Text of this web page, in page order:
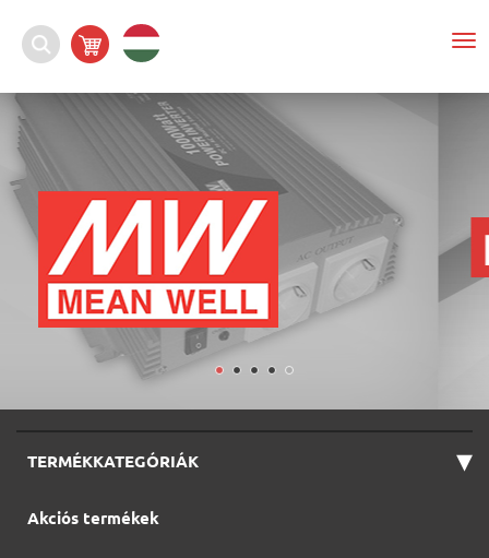
TERMÉKKATEGÓRIÁK ▾
Akciós termékek